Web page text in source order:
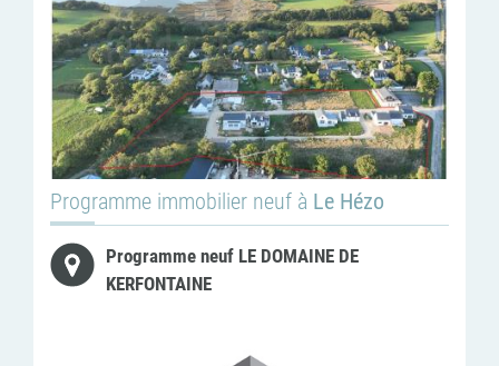
Programme immobilier neuf à Le Hézo
Programme neuf LE DOMAINE DE
KERFONTAINE